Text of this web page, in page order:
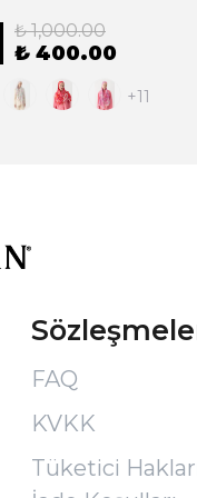
₺ 1,000.00
₺ 400.00
+11
FAQ
KVKK
Tüketici